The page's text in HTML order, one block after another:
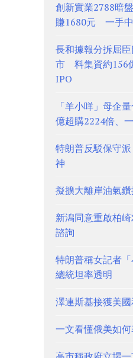
創新實業2788暗
賺1680元 一手中
長和據報分拆屈
市 料集資約156
IPO
「羊小咩」母企
億超購2224倍、
特朗普反駁保守
神
擬擴大離岸油氣
新潟同意重啟柏
諮詢
特朗普稱女記者
總統坦率透明
澤連斯基接獲美
一文看懂俄美如